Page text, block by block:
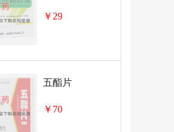
￥29
五酯片
￥70